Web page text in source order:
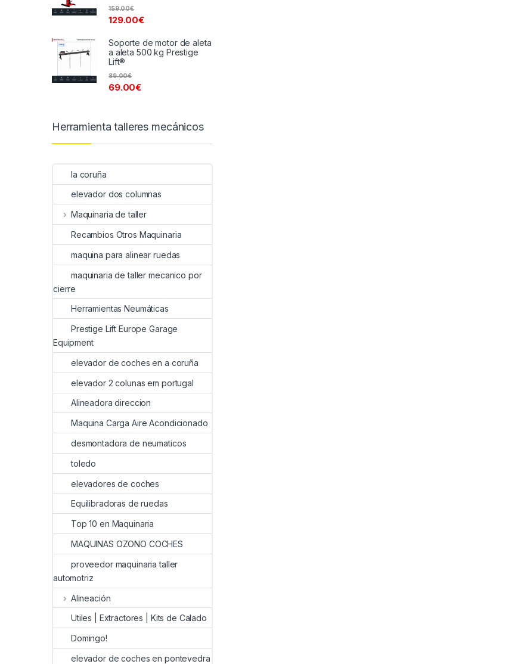
129.00€
159.00€
Soporte de motor de aleta
a aleta 500 kg Prestige
Lift®
69.00€
89.00€
Herramienta talleres mecánicos
la coruña
elevador dos columnas
Maquinaria de taller
Recambios Otros Maquinaria
maquina para alinear ruedas
maquinaria de taller mecanico por
cierre
Herramientas Neumáticas
Prestige Lift Europe Garage
Equipment
elevador de coches en a coruña
elevador 2 colunas em portugal
Alineadora direccion
Maquina Carga Aire Acondicionado
desmontadora de neumaticos
toledo
elevadores de coches
Equilibradoras de ruedas
Top 10 en Maquinaria
MAQUINAS OZONO COCHES
proveedor maquinaria taller
automotriz
Alineación
Utiles | Extractores | Kits de Calado
Domingo!
elevador de coches en pontevedra